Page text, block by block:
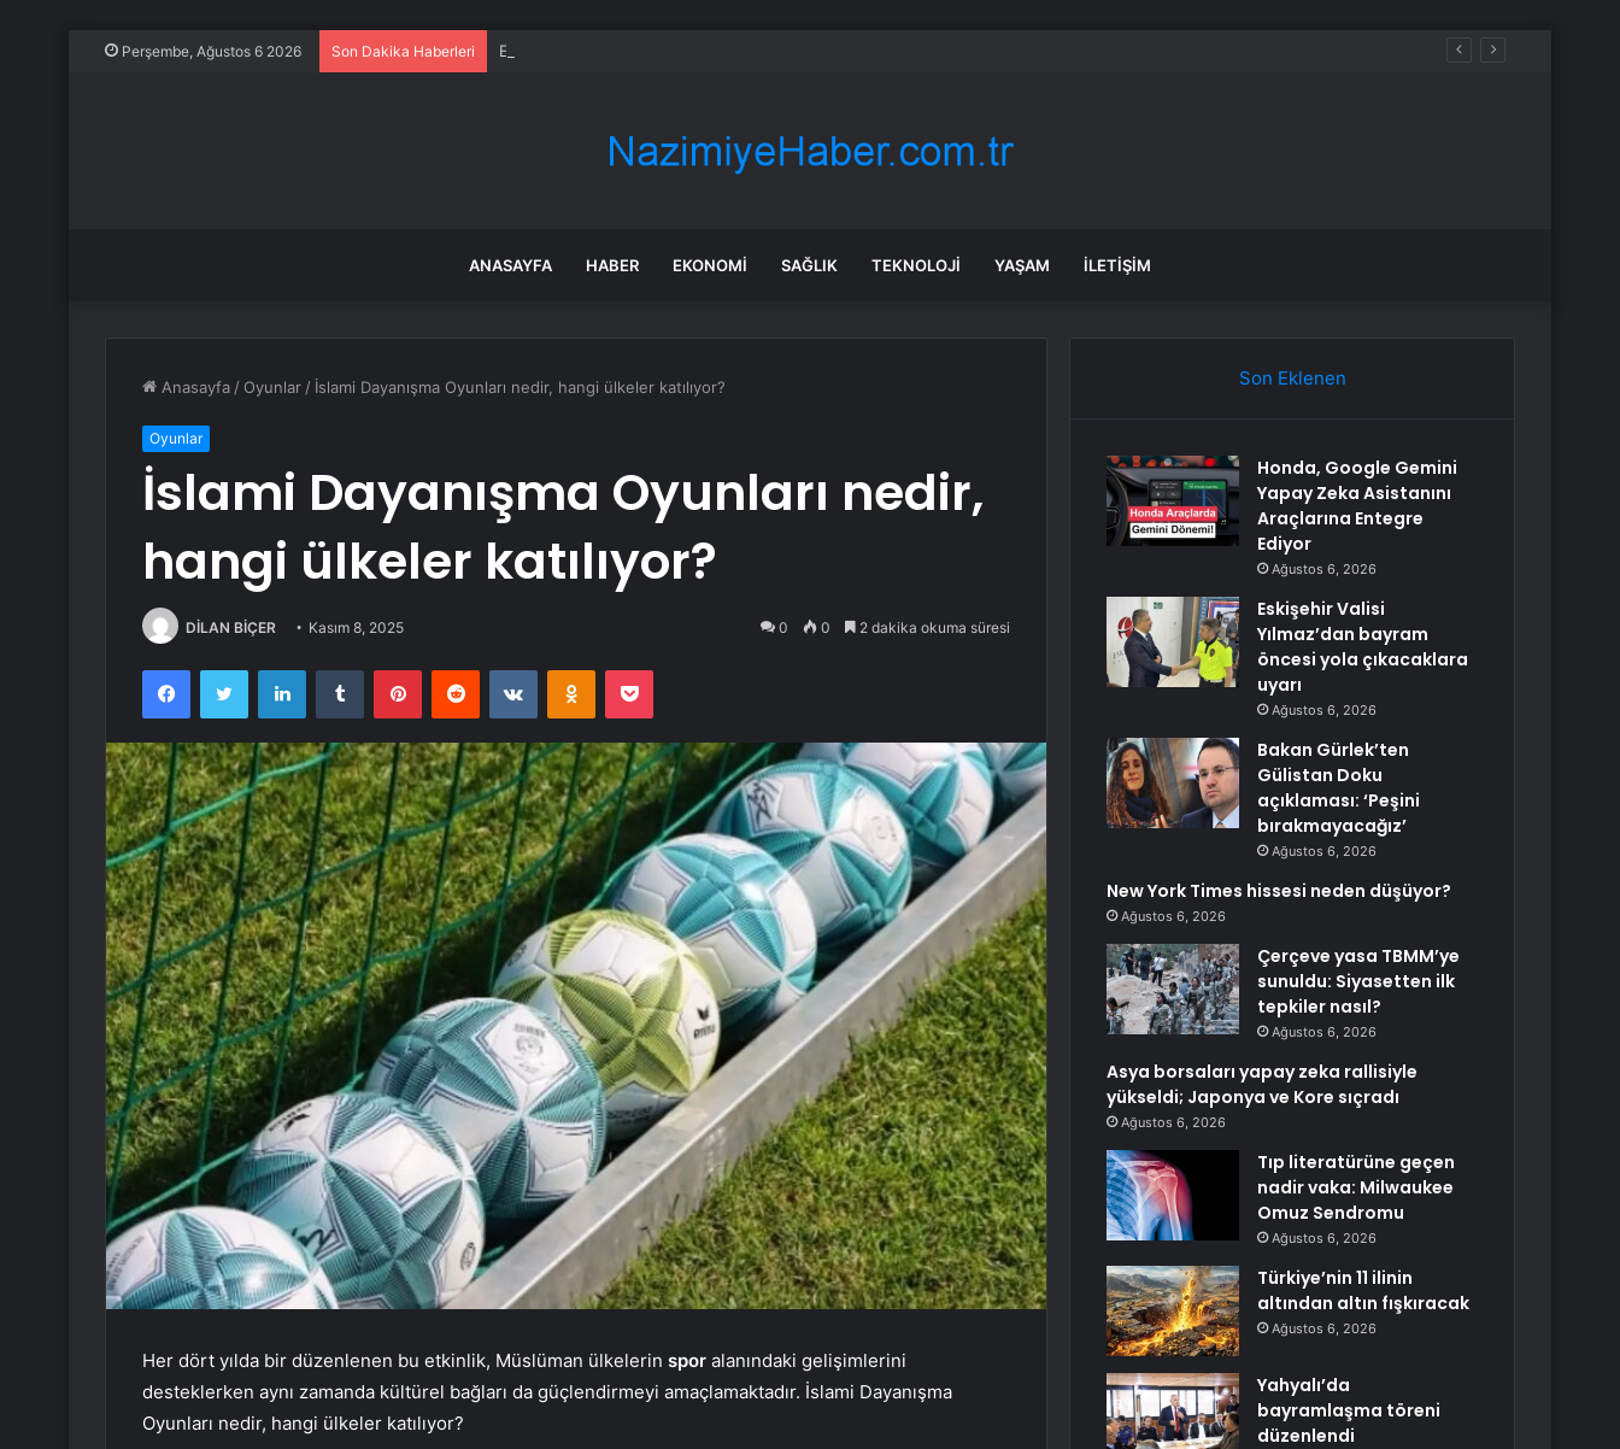
Perşembe, Ağustos 6 2026 Son Dakika Haberleri Eskişehir Valisi Yılmaz’dan bayram öncesi yola çıkacaklara uyarı
ANASAYFA HABER EKONOMI SAĞLIK TEKNOLOJI YAŞAM İLETIŞIM
Anasayfa / Oyunlar / İslami Dayanışma Oyunları nedir, hangi ülkeler katılıyor?
Oyunlar
İslami Dayanışma Oyunları nedir,
hangi ülkeler katılıyor?
DİLAN BİÇER Kasım 8, 2025 0 0 2 dakika okuma süresi
FacebookTwitter LinkedInTumblr PinterestReddit VKontakteOdnoklassniki
Pocket
Her dört yılda bir düzenlenen bu etkinlik, Müslüman ülkelerin spor alanındaki gelişimlerini
desteklerken aynı zamanda kültürel bağları da güçlendirmeyi amaçlamaktadır. İslami Dayanışma
Oyunları nedir, hangi ülkeler katılıyor?
Son Eklenen
Honda, Google Gemini
Yapay Zeka Asistanını
Araçlarına Entegre
Ediyor
Ağustos 6, 2026
Eskişehir Valisi
Yılmaz’dan bayram
öncesi yola çıkacaklara
uyarı
Ağustos 6, 2026
Bakan Gürlek’ten
Gülistan Doku
açıklaması: ‘Peşini
bırakmayacağız’
Ağustos 6, 2026
New York Times hissesi neden düşüyor?
Ağustos 6, 2026
Çerçeve yasa TBMM’ye
sunuldu: Siyasetten ilk
tepkiler nasıl?
Ağustos 6, 2026
Asya borsaları yapay zeka rallisiyle
yükseldi; Japonya ve Kore sıçradı
Ağustos 6, 2026
Tıp literatürüne geçen
nadir vaka: Milwaukee
Omuz Sendromu
Ağustos 6, 2026
Türkiye’nin 11 ilinin
altından altın fışkıracak
Ağustos 6, 2026
Yahyalı’da
bayramlaşma töreni
düzenlendi